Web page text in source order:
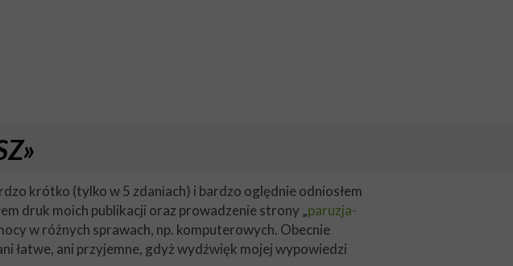
krótko (tylko w 5 zdaniach) i bardzo oględnie odniosłem
druk moich publikacji oraz prowadzenie strony „paruzja-
w różnych sprawach, np. komputerowych. Obecnie
łatwe, ani przyjemne, gdyż wydźwięk mojej wypowiedzi